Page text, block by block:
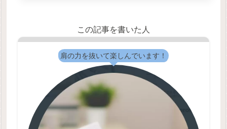
この記事を書いた人
肩の力を抜いて楽しんでいます！